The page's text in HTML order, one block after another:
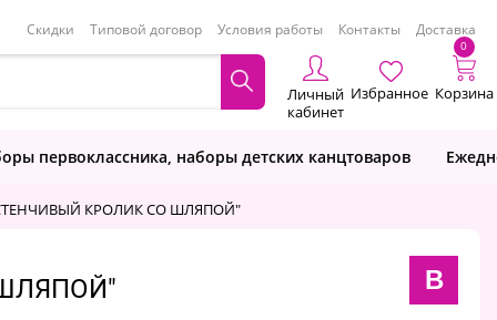
Скидки Типовой договор Условия работы Контакты Доставка
Личный
кабинет
Избранное
0
Корзина
первоклассника, наборы детских канцтоваров
КРОЛИК СО ШЛЯПОЙ"
B